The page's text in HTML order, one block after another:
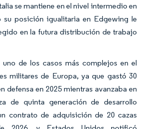
se mantiene en el nivel intermedio en
su posición igualitaria en Edgewing le
en la futura distribución de trabajo
uno de los casos más complejos en el
militares de Europa, ya que gastó 30
defensa en 2025 mientras avanzaba en
de quinta generación de desarrollo
contrato de adquisición de 20 cazas